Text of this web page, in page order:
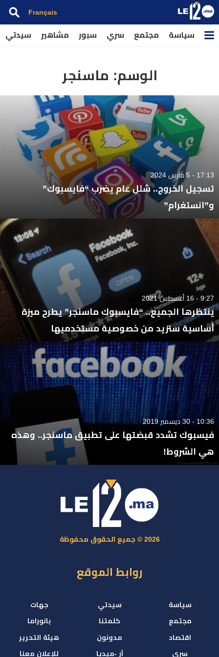
Français
سياسة مجتمع سري سبور مشاهير سيدتي
الوسم: ماسنجر
17:13 - 5 مارس 2024
تسجيل الخروج.. شلل عام يضرب “فايسبوك”
و”انستغرام”
9:27 - 16 أغسطس 2021
ينتظرها الجميع.. “فايسبوك ماسنجر” يطرح ميزة
أساسية ستزيد من خصوصية مستخدميها
10:36 - 30 ديسمبر 2019
فيسبوك تشدد قبضتها على تطبيق ماسنجر.. وهذه
هي الشروط!
2026 © جميع الحقوق محفوظة
روابط الموقع
سياسة
مجتمع
اقتصاد
سري
سيدتي
كلمتنا
مدونون
آر -ميديا
جهات
بانوراما
هيئة التحرير
للإعلان معنا